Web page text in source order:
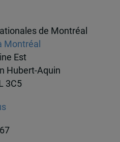
de Montréal
Montréal
Est
Hubert-Aquin
3C5